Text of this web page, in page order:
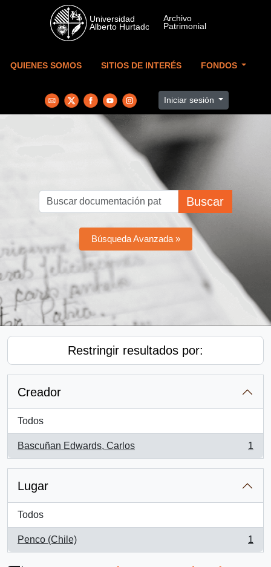
Skip to main content
QUIENES SOMOS SITIOS DE INTERÉS FONDOS
Iniciar sesión
Buscar
Búsqueda Avanzada »
Restringir resultados por:
Creador
Todos
Bascuñan Edwards, Carlos
, 1 resultados
1
Lugar
Todos
Penco (Chile)
, 1 resultados
1